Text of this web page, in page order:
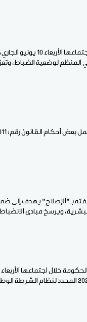
وأجازت الحكومة
المنظم لوضعية الضباط،
بـ"الإصلاح" يهدف إلى
ويرسخ مبادئ
الحكومة خلال اجتماعها